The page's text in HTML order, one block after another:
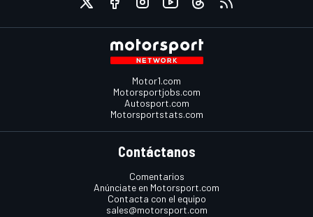
Motor1.com
Motorsportjobs.com
Autosport.com
Motorsportstats.com
Contáctanos
Comentarios
Anúnciate en Motorsport.com
Contacta con el equipo
sales@motorsport.com